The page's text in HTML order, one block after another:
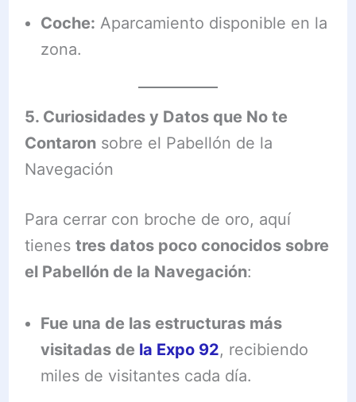
Coche: Aparcamiento disponible en la
zona.
5. Curiosidades y Datos que No te
Contaronsobre el Pabellón de la
Navegación
Para cerrar con broche de oro, aquí
tienes tres datos poco conocidos sobre
el Pabellón de la Navegación:
Fue una de las estructuras más
visitadas de la Expo 92, recibiendo
miles de visitantes cada día.